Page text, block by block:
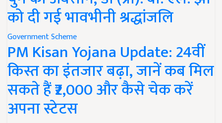
को दी गई भावभीनी श्रद्धांजलि
Government Scheme
PM Kisan Yojana Update: 24वीं
किस्त का इंतजार बढ़ा, जानें कब मिल
सकते हैं ₹2,000 और कैसे चेक करें
अपना स्टेटस